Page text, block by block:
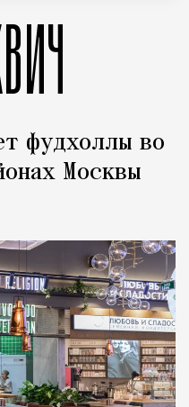
фудхоллы во
Москвы